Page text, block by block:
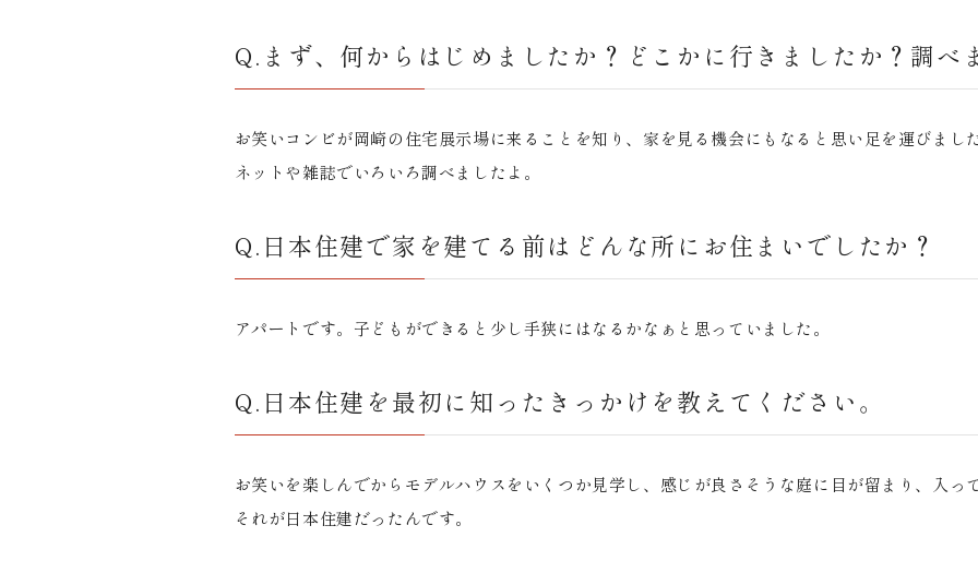
Q.まず、何からはじめましたか？どこかに行きましたか？調べ
お笑いコンビが岡崎の住宅展示場に来ることを知り、家を見る機会にもなると思い足を運びました
ネットや雑誌でいろいろ調べましたよ。
Q.日本住建で家を建てる前はどんな所にお住まいでしたか？
アパートです。子どもができると少し手狭にはなるかなぁと思っていました。
Q.日本住建を最初に知ったきっかけを教えてください。
お笑いを楽しんでからモデルハウスをいくつか見学し、感じが良さそうな庭に目が留まり、入っ
それが日本住建だったんです。